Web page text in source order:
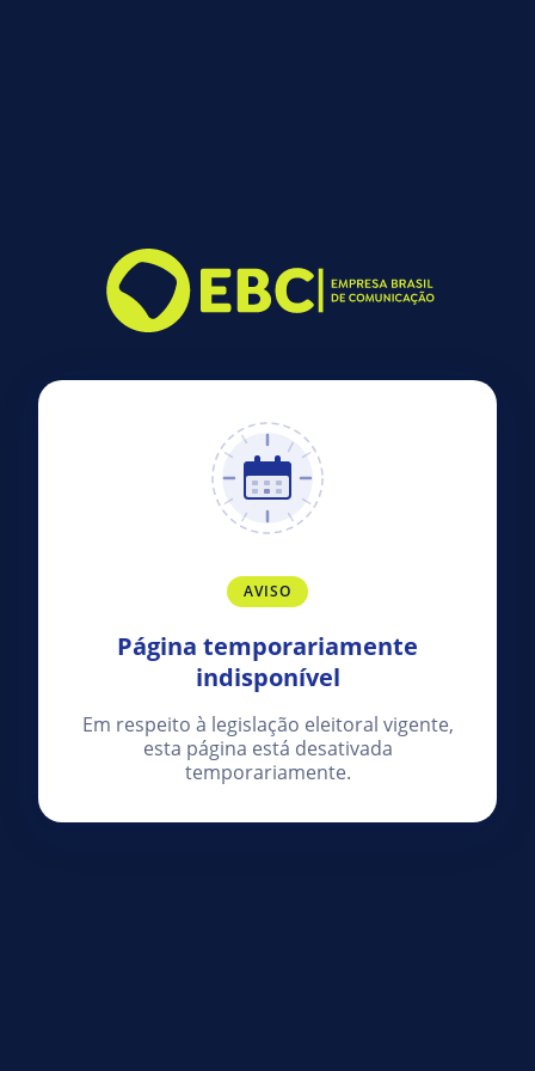
AVISO
Página temporariamente
indisponível
Em respeito à legislação eleitoral vigente,
esta página está desativada
temporariamente.